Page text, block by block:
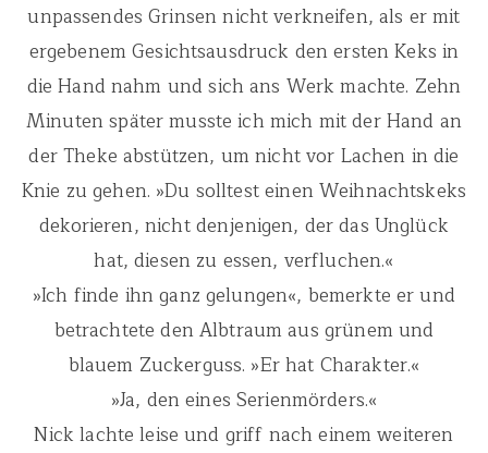
unpassendes Grinsen nicht verkneifen, als er mit
ergebenem Gesichtsausdruck den ersten Keks in
die Hand nahm und sich ans Werk machte. Zehn
Minuten später musste ich mich mit der Hand an
der Theke abstützen, um nicht vor Lachen in die
Knie zu gehen. »Du solltest einen Weihnachtskeks
dekorieren, nicht denjenigen, der das Unglück
hat, diesen zu essen, verfluchen.«
»Ich finde ihn ganz gelungen«, bemerkte er und
betrachtete den Albtraum aus grünem und
blauem Zuckerguss. »Er hat Charakter.«
»Ja, den eines Serienmörders.«
Nick lachte leise und griff nach einem weiteren